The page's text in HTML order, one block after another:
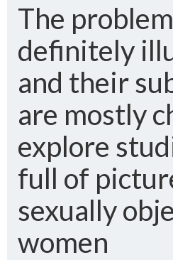
The
definitely
and their
are mostly
explore
full of
sexually
women